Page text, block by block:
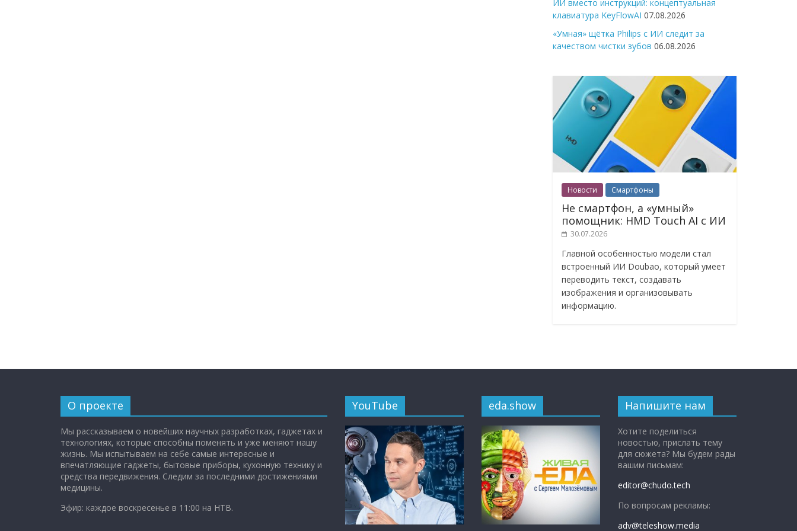
ИИ вместо инструкций: концептуальная
клавиатура KeyFlowAI 07.08.2026
«Умная» щётка Philips с ИИ следит за
качеством чистки зубов 06.08.2026
Новости Смартфоны
Не смартфон, а «умный»
помощник: HMD Touch AI с ИИ
30.07.2026
Главной особенностью модели стал
встроенный ИИ Doubao, который умеет
переводить текст, создавать
изображения и организовывать
информацию.
О проекте
Мы рассказываем о новейших научных разработках, гаджетах и
технологиях, которые способны поменять и уже меняют нашу
жизнь. Мы испытываем на себе самые интересные и
впечатляющие гаджеты, бытовые приборы, кухонную технику и
средства передвижения. Следим за последними достижениями
медицины.
Эфир: каждое воскресенье в 11:00 на НТВ.
YouTube eda.show Напишите нам
Хотите поделиться
новостью, прислать тему
для сюжета? Мы будем рады
вашим письмам:
editor@chudo.tech
По вопросам рекламы:
adv@teleshow.media